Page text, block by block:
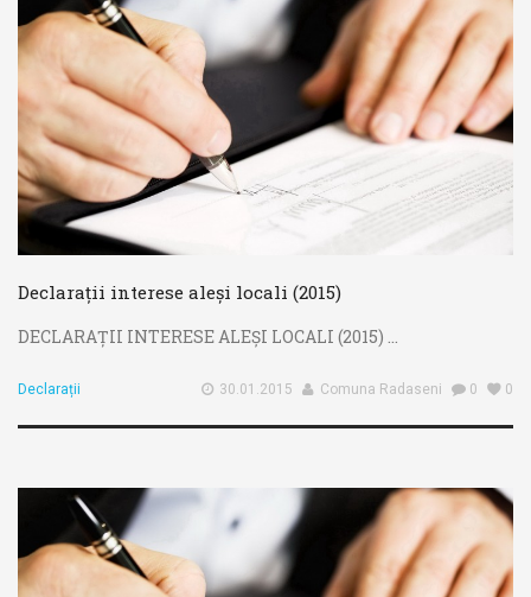
Declarații interese aleși locali (2015)
DECLARAȚII INTERESE ALEȘI LOCALI (2015) ...
Declarații 30.01.2015 Comuna Radaseni 0 0